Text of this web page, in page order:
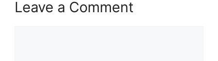
Leave a Comment